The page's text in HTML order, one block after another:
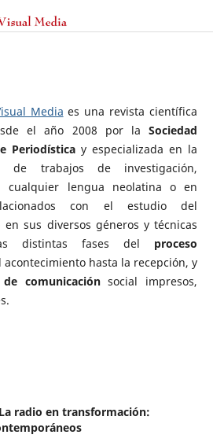
Media es una revista científica
el año 2008 por laSociedad
Periodística y especializada en la
de trabajos de investigación,
cualquier lengua neolatina o en
con el estudio del
en sus diversos géneros y técnicas
distintas fases del proceso
acontecimiento hasta la recepción, y
comunicaciónsocial impresos,
radio en transformación: